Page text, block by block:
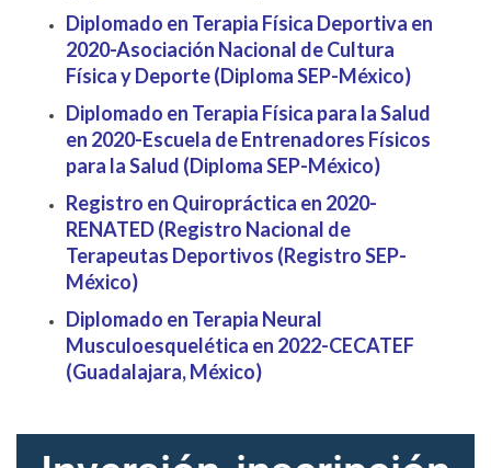
Diplomado en Terapia Física Deportiva en
2020-Asociación Nacional de Cultura
Física y Deporte (Diploma SEP-México)
Diplomado en Terapia Física para la Salud
en 2020-Escuela de Entrenadores Físicos
para la Salud (Diploma SEP-México)
Registro en Quiropráctica en 2020-
RENATED (Registro Nacional de
Terapeutas Deportivos (Registro SEP-
México)
Diplomado en Terapia Neural
Musculoesquelética en 2022-CECATEF
(Guadalajara, México)